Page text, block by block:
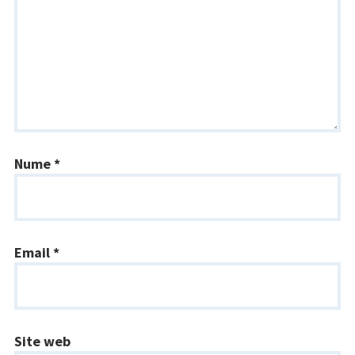
Nume*
Email*
Site web